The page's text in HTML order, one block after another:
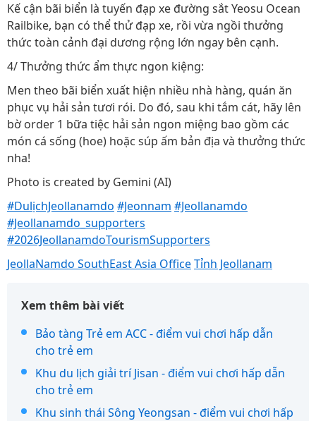
Kế cận bãi biển là tuyến đạp xe đường sắt Yeosu Ocean
Railbike, bạn có thể thử đạp xe, rồi vừa ngồi thưởng
thức toàn cảnh đại dương rộng lớn ngay bên cạnh.
4/ Thưởng thức ẩm thực ngon kiệng:
Men theo bãi biển xuất hiện nhiều nhà hàng, quán ăn
phục vụ hải sản tươi rói. Do đó, sau khi tắm cát, hãy lên
bờ order 1 bữa tiệc hải sản ngon miệng bao gồm các
món cá sống (hoe) hoặc súp ấm bản địa và thưởng thức
nha!
Photo is created by Gemini (AI)
#DulịchJeollanamdo #Jeonnam #Jeollanamdo
#Jeollanamdo_supporters
#2026JeollanamdoTourismSupporters
JeollaNamdo SouthEast Asia OfficeTỉnh Jeollanam
Xem thêm bài viết
Bảo tàng Trẻ em ACC - điểm vui chơi hấp dẫn
cho trẻ em
Khu du lịch giải trí Jisan - điểm vui chơi hấp dẫn
cho trẻ em
Khu sinh thái Sông Yeongsan - điểm vui chơi hấp